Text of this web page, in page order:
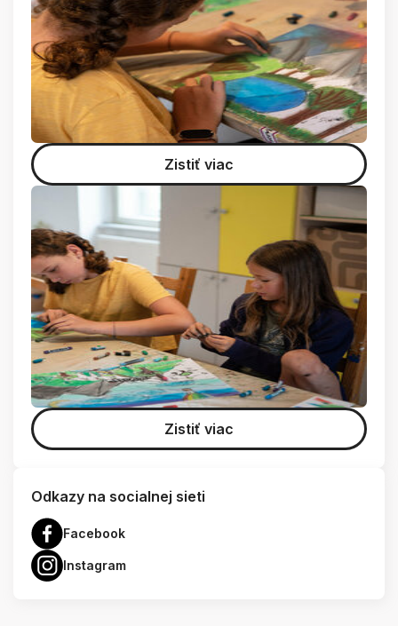
Zistiť viac
Zistiť viac
Odkazy na socialnej sieti
Facebook
Instagram